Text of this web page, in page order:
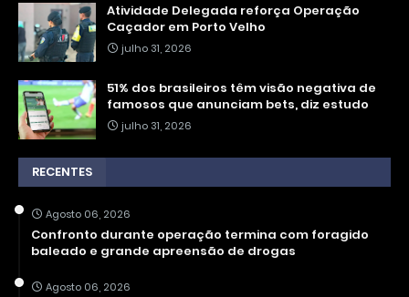
Atividade Delegada reforça Operação
Caçador em Porto Velho
julho 31, 2026
51% dos brasileiros têm visão negativa de
famosos que anunciam bets, diz estudo
julho 31, 2026
RECENTES
Agosto 06, 2026
Confronto durante operação termina com foragido
baleado e grande apreensão de drogas
Agosto 06, 2026